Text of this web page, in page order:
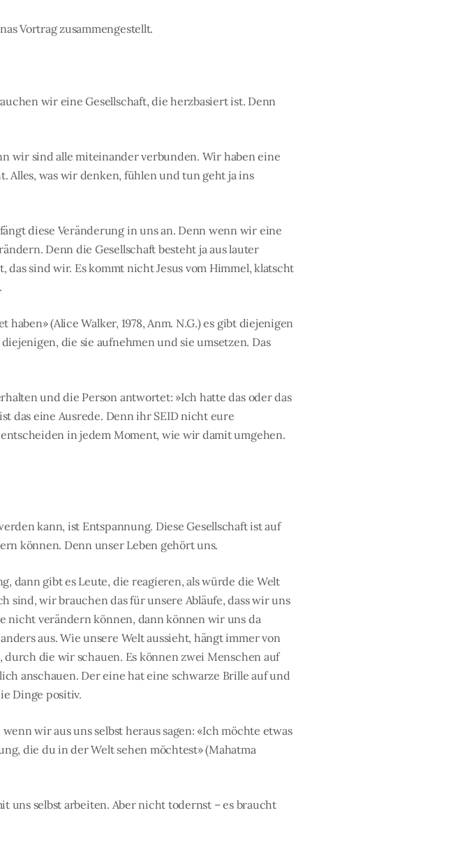
Vortrag zusammengestellt.
wir eine Gesellschaft, die herzbasiert ist. Denn
wir sind alle miteinander verbunden. Wir haben eine
was wir denken, fühlen und tun geht ja ins
diese Veränderung in uns an. Denn wenn wir eine
Denn die Gesellschaft besteht ja aus lauter
sind wir. Es kommt nicht Jesus vom Himmel, klatscht
(Alice Walker, 1978, Anm. N.G.) es gibt diejenigen
die sie aufnehmen und sie umsetzen. Das
und die Person antwortet: »Ich hatte das oder das
das eine Ausrede. Denn ihr SEID nicht eure
in jedem Moment, wie wir damit umgehen.
kann, ist Entspannung. Diese Gesellschaft ist auf
können. Denn unser Leben gehört uns.
dann gibt es Leute, die reagieren, als würde die Welt
wir brauchen das für unsere Abläufe, dass wir uns
nicht verändern können, dann können wir uns da
aus. Wie unsere Welt aussieht, hängt immer von
die wir schauen. Es können zwei Menschen auf
anschauen. Der eine hat eine schwarze Brille auf und
Dinge positiv.
wir aus uns selbst heraus sagen: «Ich möchte etwas
die du in der Welt sehen möchtest» (Mahatma
uns selbst arbeiten. Aber nicht todernst – es braucht